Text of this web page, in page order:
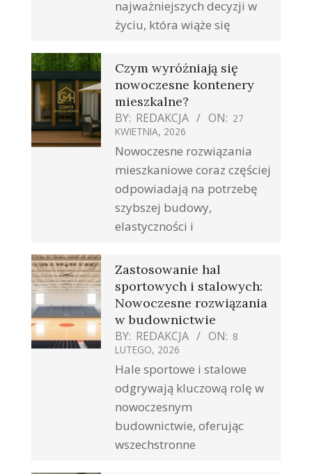
najważniejszych decyzji w
życiu, która wiąże się
Czym wyróżniają się
nowoczesne kontenery
mieszkalne?
BY: REDAKCJA ON: 27
KWIETNIA, 2026
Nowoczesne rozwiązania
mieszkaniowe coraz częściej
odpowiadają na potrzebę
szybszej budowy,
elastyczności i
Zastosowanie hal
sportowych i stalowych:
Nowoczesne rozwiązania
w budownictwie
BY: REDAKCJA ON: 8
LUTEGO, 2026
Hale sportowe i stalowe
odgrywają kluczową rolę w
nowoczesnym
budownictwie, oferując
wszechstronne